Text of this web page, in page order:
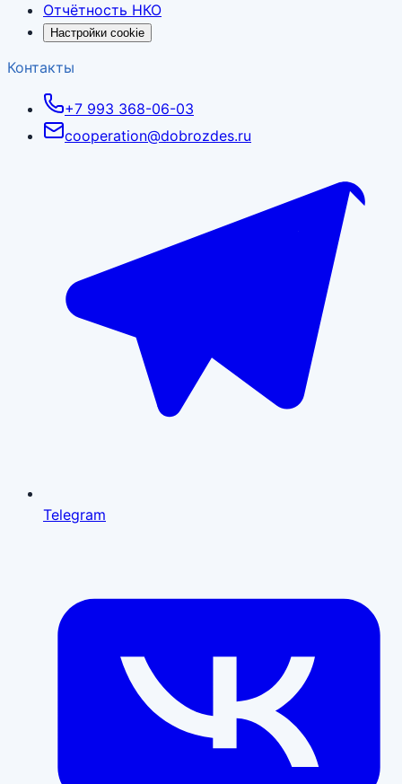
Отчётность НКО
Настройки cookie
Контакты
+7 993 368-06-03
cooperation@dobrozdes.ru
Telegram